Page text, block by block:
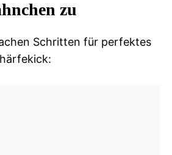
zu
Schritten für perfektes